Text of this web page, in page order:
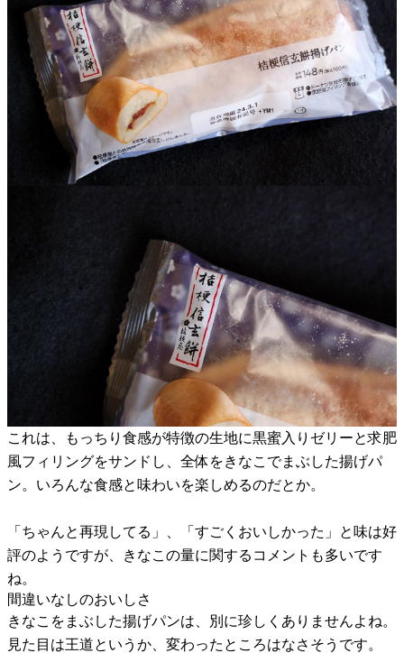
これは、もっちり食感が特徴の生地に黒蜜入りゼリーと求肥
風フィリングをサンドし、全体をきなこでまぶした揚げパ
ン。いろんな食感と味わいを楽しめるのだとか。
「ちゃんと再現してる」、「すごくおいしかった」と味は好
評のようですが、きなこの量に関するコメントも多いです
ね。
間違いなしのおいしさ
きなこをまぶした揚げパンは、別に珍しくありませんよね。
見た目は王道というか、変わったところはなさそうです。